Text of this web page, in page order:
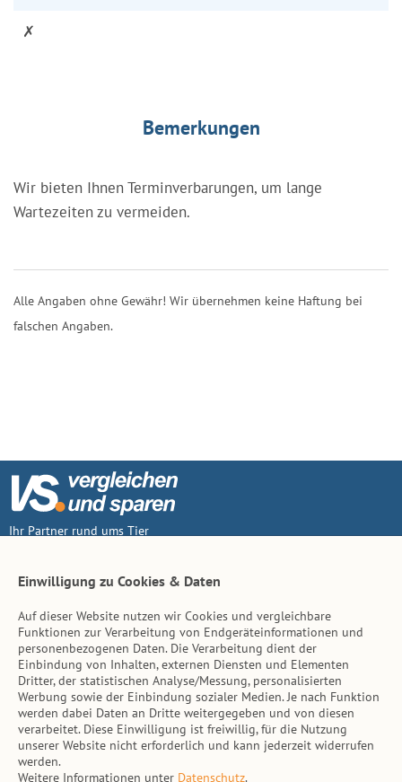
✗
Bemerkungen
Wir bieten Ihnen Terminverbarungen, um lange
Wartezeiten zu vermeiden.
Alle Angaben ohne Gewähr! Wir übernehmen keine Haftung bei
falschen Angaben.
Ihr Partner rund ums Tier
Inhalt
Tierarzt-Suche
Hinweise
AGB
Impressum
Einwilligung zu Cookies & Daten
Auf dieser Website nutzen wir Cookies und vergleichbare
Funktionen zur Verarbeitung von Endgeräteinformationen und
personenbezogenen Daten. Die Verarbeitung dient der
Einbindung von Inhalten, externen Diensten und Elementen
Dritter, der statistischen Analyse/Messung, personalisierten
Werbung sowie der Einbindung sozialer Medien. Je nach Funktion
werden dabei Daten an Dritte weitergegeben und von diesen
verarbeitet. Diese Einwilligung ist freiwillig, für die Nutzung
unserer Website nicht erforderlich und kann jederzeit widerrufen
werden.
Weitere Informationen unter Datenschutz.